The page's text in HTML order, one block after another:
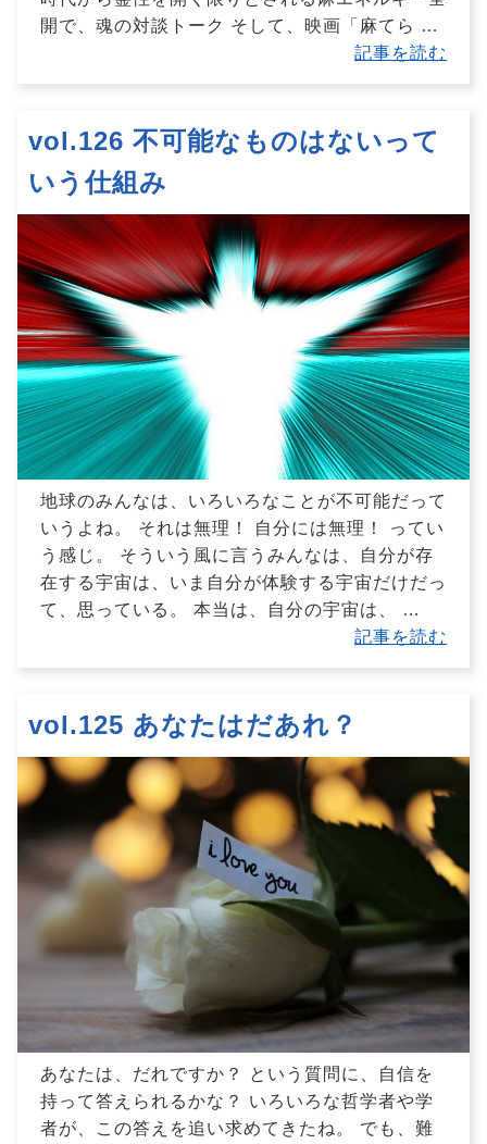
開で、魂の対談トーク そして、映画「麻てら …
記事を読む
vol.126 不可能なものはないって
いう仕組み
地球のみんなは、いろいろなことが不可能だって
いうよね。 それは無理！ 自分には無理！ ってい
う感じ。 そういう風に言うみんなは、自分が存
在する宇宙は、いま自分が体験する宇宙だけだっ
て、思っている。 本当は、自分の宇宙は、
…
記事を読む
vol.125 あなたはだあれ？
あなたは、だれですか？ という質問に、自信を
持って答えられるかな？ いろいろな哲学者や学
者が、この答えを追い求めてきたね。 でも、難